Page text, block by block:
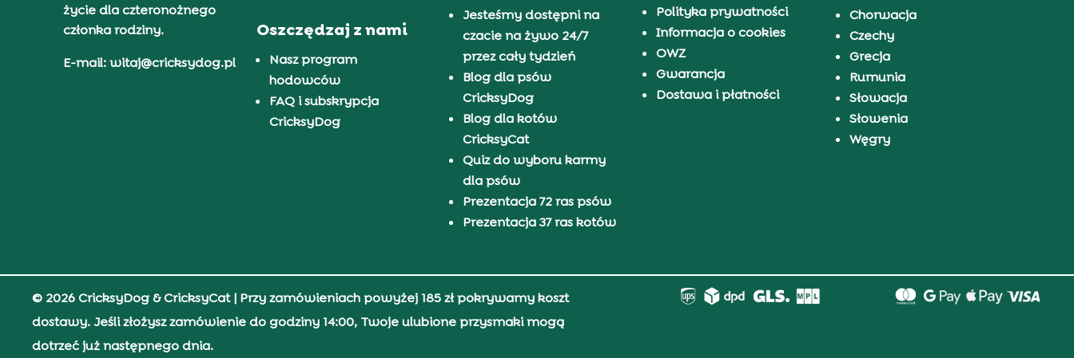
życie dla czteronożnego
członka rodziny.
E-mail: witaj@cricksydog.pl
Oszczędzaj z nami
Nasz program
hodowców
FAQ i subskrypcja
CricksyDog
Jesteśmy dostępni na
czacie na żywo 24/7
przez cały tydzień
Blog dla psów
CricksyDog
Blog dla kotów
CricksyCat
Quiz do wyboru karmy
dla psów
Prezentacja 72 ras psów
Prezentacja 37 ras kotów
Polityka prywatności
Informacja o cookies
OWZ
Gwarancja
Dostawa i płatności
Chorwacja
Czechy
Grecja
Rumunia
Słowacja
Słowenia
Węgry
© 2026 CricksyDog & CricksyCat| Przy zamówieniach powyżej 185 zł pokrywamy koszt
dostawy. Jeśli złożysz zamówienie do godziny 14:00, Twoje ulubione przysmaki mogą
dotrzeć już następnego dnia.